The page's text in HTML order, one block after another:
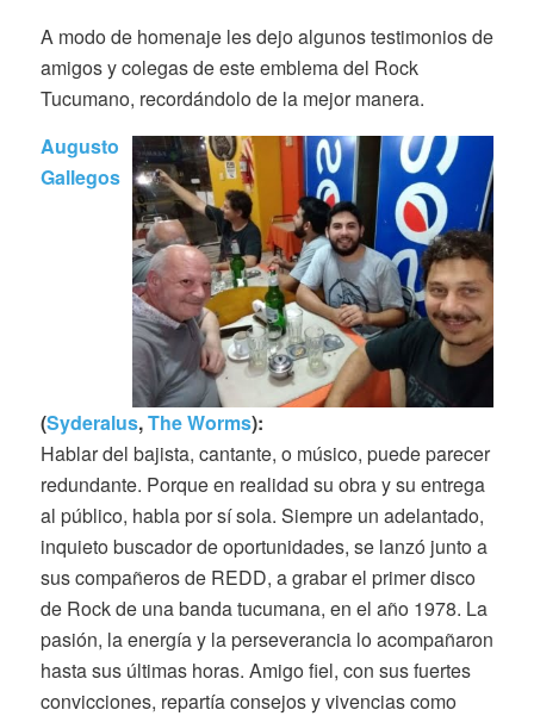
A modo de homenaje les dejo algunos testimonios de
amigos y colegas de este emblema del Rock
Tucumano, recordándolo de la mejor manera.
Augusto
Gallegos
(Syderalus,The Worms):
Hablar del bajista, cantante, o músico, puede parecer
redundante. Porque en realidad su obra y su entrega
al público, habla por sí sola. Siempre un adelantado,
inquieto buscador de oportunidades, se lanzó junto a
sus compañeros de REDD, a grabar el primer disco
de Rock de una banda tucumana, en el año 1978. La
pasión, la energía y la perseverancia lo acompañaron
hasta sus últimas horas. Amigo fiel, con sus fuertes
convicciones, repartía consejos y vivencias como